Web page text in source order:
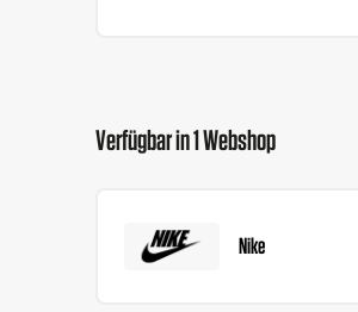
Verfügbar in 1 Webshop
Nike